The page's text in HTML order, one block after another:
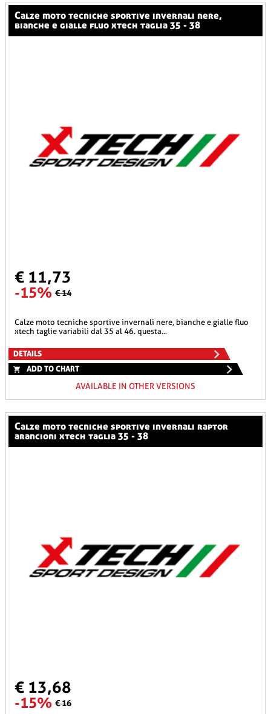
calze moto tecniche sportive invernali nere,
bianche e gialle fluo xtech taglia 35 - 38
€ 11,73
-15% € 14
calze moto tecniche sportive invernali nere, bianche e gialle fluo
xtech taglie variabili dal 35 al 46. questa...
DETAILS
ADD TO CHART
AVAILABLE IN OTHER VERSIONS
calze moto tecniche sportive invernali raptor
arancioni xtech taglia 35 - 38
€ 13,68
-15% € 16